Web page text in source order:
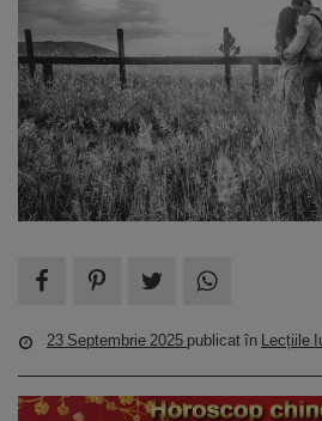
23 Septembrie 2025 publicat în Lecțiile